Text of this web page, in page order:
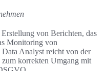
von Berichten, das
Monitoring von
Analyst reicht von der
korrekten Umgang mit